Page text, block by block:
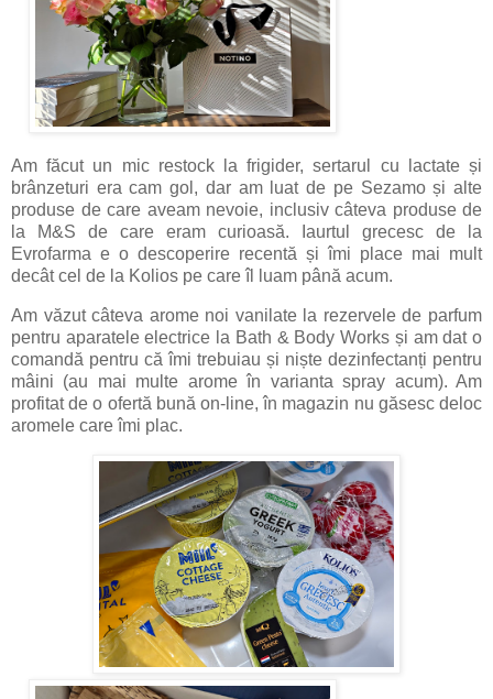
Am făcut un mic restock la frigider, sertarul cu lactate și
brânzeturi era cam gol, dar am luat de pe Sezamo și alte
produse de care aveam nevoie, inclusiv câteva produse de
la M&S de care eram curioasă. Iaurtul grecesc de la
Evrofarma e o descoperire recentă și îmi place mai mult
decât cel de la Kolios pe care îl luam până acum.
Am văzut câteva arome noi vanilate la rezervele de parfum
pentru aparatele electrice la Bath & Body Works și am dat o
comandă pentru că îmi trebuiau și niște dezinfectanți pentru
mâini (au mai multe arome în varianta spray acum). Am
profitat de o ofertă bună on-line, în magazin nu găsesc deloc
aromele care îmi plac.